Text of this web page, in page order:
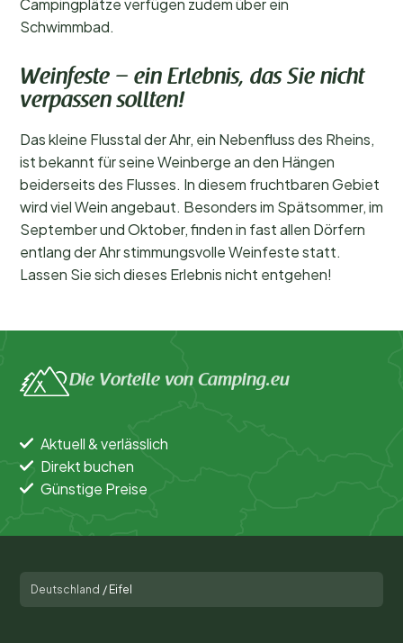
Campingplätze verfügen zudem über ein
Schwimmbad.
Weinfeste – ein Erlebnis, das Sie nicht
verpassen sollten!
Das kleine Flusstal der Ahr, ein Nebenfluss des Rheins,
ist bekannt für seine Weinberge an den Hängen
beiderseits des Flusses. In diesem fruchtbaren Gebiet
wird viel Wein angebaut. Besonders im Spätsommer, im
September und Oktober, finden in fast allen Dörfern
entlang der Ahr stimmungsvolle Weinfeste statt.
Lassen Sie sich dieses Erlebnis nicht entgehen!
Die Vorteile von Camping.eu
Aktuell & verlässlich
Direkt buchen
Günstige Preise
Deutschland / Eifel